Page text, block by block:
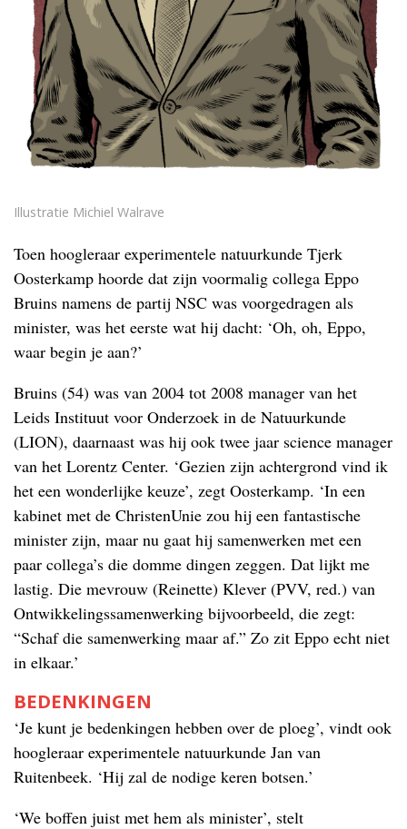
Illustratie Michiel Walrave
Toen hoogleraar experimentele natuurkunde Tjerk
Oosterkamp hoorde dat zijn voormalig collega Eppo
Bruins namens de partij NSC was voorgedragen als
minister, was het eerste wat hij dacht: ‘Oh, oh, Eppo,
waar begin je aan?’
Bruins (54) was van 2004 tot 2008 manager van het
Leids Instituut voor Onderzoek in de Natuurkunde
(LION), daarnaast was hij ook twee jaar science manager
van het Lorentz Center. ‘Gezien zijn achtergrond vind ik
het een wonderlijke keuze’, zegt Oosterkamp. ‘In een
kabinet met de ChristenUnie zou hij een fantastische
minister zijn, maar nu gaat hij samenwerken met een
paar collega’s die domme dingen zeggen. Dat lijkt me
lastig. Die mevrouw (Reinette) Klever (PVV, red.) van
Ontwikkelingssamenwerking bijvoorbeeld, die zegt:
“Schaf die samenwerking maar af.” Zo zit Eppo echt niet
in elkaar.’
BEDENKINGEN
‘Je kunt je bedenkingen hebben over de ploeg’, vindt ook
hoogleraar experimentele natuurkunde Jan van
Ruitenbeek. ‘Hij zal de nodige keren botsen.’
‘We boffen juist met hem als minister’, stelt